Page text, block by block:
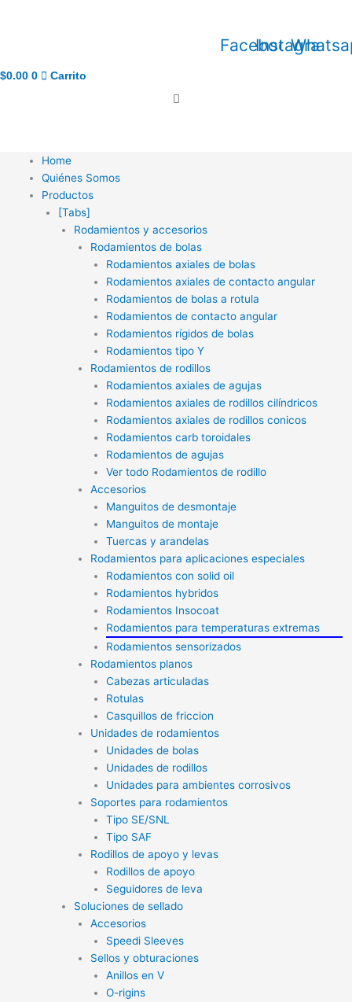
Facebook
Instagram
$0.00 0 Carrito
Home
Quiénes Somos
Productos
[Tabs]
Rodamientos y accesorios
Rodamientos de bolas
Rodamientos axiales de bolas
Rodamientos axiales de contacto angular
Rodamientos de bolas a rotula
Rodamientos de contacto angular
Rodamientos rígidos de bolas
Rodamientos tipo Y
Rodamientos de rodillos
Rodamientos axiales de agujas
Rodamientos axiales de rodillos cilíndricos
Rodamientos axiales de rodillos conicos
Rodamientos carb toroidales
Rodamientos de agujas
Ver todo Rodamientos de rodillo
Accesorios
Manguitos de desmontaje
Manguitos de montaje
Tuercas y arandelas
Rodamientos para aplicaciones especiales
Rodamientos con solid oil
Rodamientos hybridos
Rodamientos Insocoat
Rodamientos para temperaturas extremas
Rodamientos sensorizados
Rodamientos planos
Cabezas articuladas
Rotulas
Casquillos de friccion
Unidades de rodamientos
Unidades de bolas
Unidades de rodillos
Unidades para ambientes corrosivos
Soportes para rodamientos
Tipo SE/SNL
Tipo SAF
Rodillos de apoyo y levas
Rodillos de apoyo
Seguidores de leva
Soluciones de sellado
Accesorios
Speedi Sleeves
Sellos y obturaciones
Anillos en V
O-rigins